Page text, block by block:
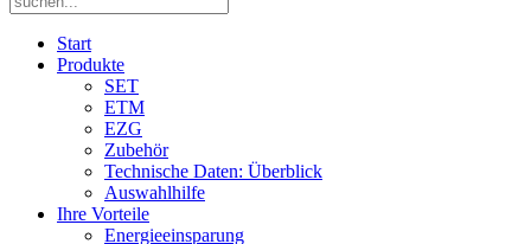
Start
Produkte
SET
ETM
EZG
Zubehör
Technische Daten: Überblick
Auswahlhilfe
Ihre Vorteile
Energieeinsparung